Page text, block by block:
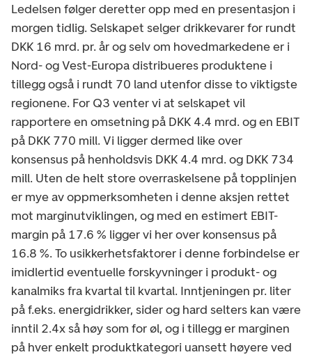
Ledelsen følger deretter opp med en presentasjon i
morgen tidlig. Selskapet selger drikkevarer for rundt
DKK 16 mrd. pr. år og selv om hovedmarkedene er i
Nord- og Vest-Europa distribueres produktene i
tillegg også i rundt 70 land utenfor disse to viktigste
regionene. For Q3 venter vi at selskapet vil
rapportere en omsetning på DKK 4.4 mrd. og en EBIT
på DKK 770 mill. Vi ligger dermed like over
konsensus på henholdsvis DKK 4.4 mrd. og DKK 734
mill. Uten de helt store overraskelsene på topplinjen
er mye av oppmerksomheten i denne aksjen rettet
mot marginutviklingen, og med en estimert EBIT-
margin på 17.6 % ligger vi her over konsensus på
16.8 %. To usikkerhetsfaktorer i denne forbindelse er
imidlertid eventuelle forskyvninger i produkt- og
kanalmiks fra kvartal til kvartal. Inntjeningen pr. liter
på f.eks. energidrikker, sider og hard selters kan være
inntil 2.4x så høy som for øl, og i tillegg er marginen
på hver enkelt produktkategori uansett høyere ved